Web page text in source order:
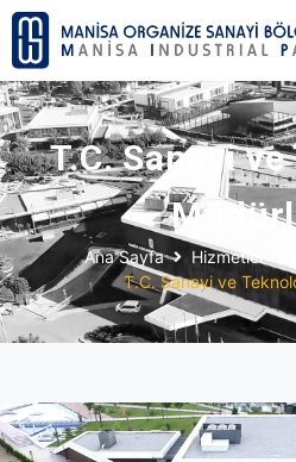
T.C. Sanayi
Ana Sayfa Hizmetler
T.C. Sanayi ve